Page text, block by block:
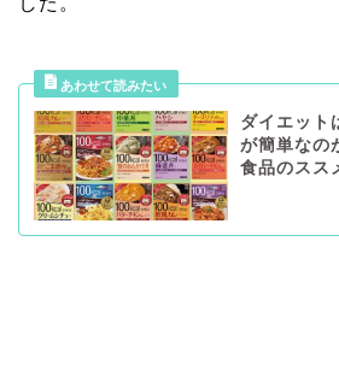
ダイエット
が簡単なの
食品のスス